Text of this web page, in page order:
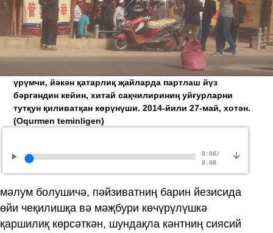
үрүмчи, йәкән қатарлиқ җайларда партлаш йүз
бәргәндин кейин, хитай сақчилириниң уйғурларни
тутқун қиливатқан көрүнүши. 2014-йили 27-май, хотән.
(Oqurmen teminligen)
0:00/
0:00
мәлум болушичә, пәйзиватниң барин йезисида
өйи чеқилишқа вә мәҗбури көчүрүлүшкә
қаршилиқ көрсәткән, шундақла кәнтниң сиясий